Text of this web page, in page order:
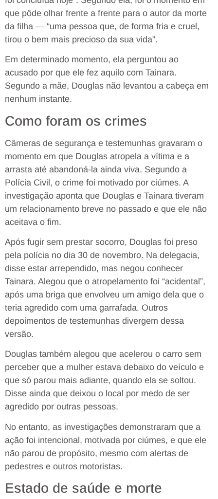
que pôde olhar frente a frente para o autor da morte
da filha — “uma pessoa que, de forma fria e cruel,
tirou o bem mais precioso da sua vida”.
Em determinado momento, ela perguntou ao
acusado por que ele fez aquilo com Tainara.
Segundo a mãe, Douglas não levantou a cabeça em
nenhum instante.
Como foram os crimes
Câmeras de segurança e testemunhas gravaram o
momento em que Douglas atropela a vítima e a
arrasta até abandoná-la ainda viva. Segundo a
Polícia Civil, o crime foi motivado por ciúmes. A
investigação aponta que Douglas e Tainara tiveram
um relacionamento breve no passado e que ele não
aceitava o fim.
Após fugir sem prestar socorro, Douglas foi preso
pela polícia no dia 30 de novembro. Na delegacia,
disse estar arrependido, mas negou conhecer
Tainara. Alegou que o atropelamento foi “acidental”,
após uma briga que envolveu um amigo dela que o
teria agredido com uma garrafada. Outros
depoimentos de testemunhas divergem dessa
versão.
Douglas também alegou que acelerou o carro sem
perceber que a mulher estava debaixo do veículo e
que só parou mais adiante, quando ela se soltou.
Disse ainda que deixou o local por medo de ser
agredido por outras pessoas.
No entanto, as investigações demonstraram que a
ação foi intencional, motivada por ciúmes, e que ele
não parou de propósito, mesmo com alertas de
pedestres e outros motoristas.
Estado de saúde e morte